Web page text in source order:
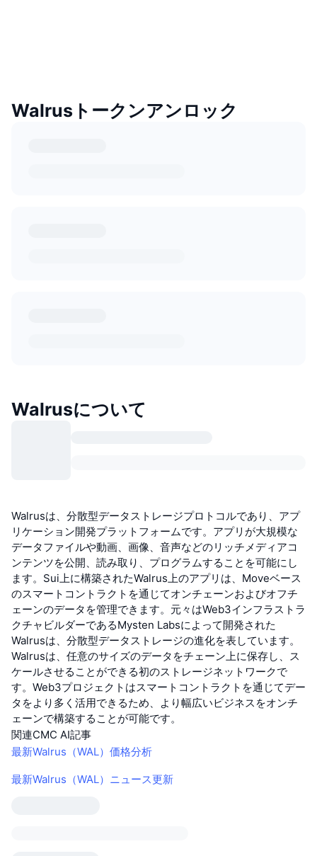
Walrusトークンアンロック
Walrusについて
Walrusは、分散型データストレージプロトコルであり、アプ
リケーション開発プラットフォームです。アプリが大規模な
データファイルや動画、画像、音声などのリッチメディアコ
ンテンツを公開、読み取り、プログラムすることを可能にし
ます。Sui上に構築されたWalrus上のアプリは、Moveベース
のスマートコントラクトを通じてオンチェーンおよびオフチ
ェーンのデータを管理できます。元々はWeb3インフラストラ
クチャビルダーであるMysten Labsによって開発された
Walrusは、分散型データストレージの進化を表しています。
Walrusは、任意のサイズのデータをチェーン上に保存し、ス
ケールさせることができる初のストレージネットワークで
す。Web3プロジェクトはスマートコントラクトを通じてデー
タをより多く活用できるため、より幅広いビジネスをオンチ
ェーンで構築することが可能です。
関連CMC AI記事
最新Walrus（WAL）価格分析
最新Walrus（WAL）ニュース更新